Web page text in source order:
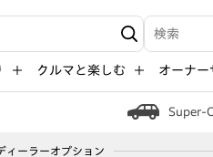
力 検索キーワ
クルマと楽しむ オーナー
Super-
ィーラーオプション